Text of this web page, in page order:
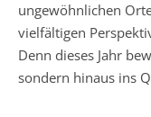
ungewöhnlichen
vielfältigen
Denn dieses Jahr
sondern hinaus ins